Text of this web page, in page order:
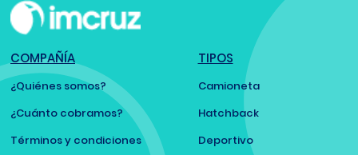
COMPAÑÍA
¿Quiénes somos?
¿Cuánto cobramos?
Términos y condiciones
TIPOS
Camioneta
Hatchback
Deportivo